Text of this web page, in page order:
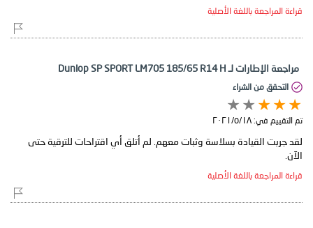
قراءة المراجعة باللغة الأصلية
مراجعة الإطارات لـ Dunlop SP SPORT LM705 185/65 R14 H
التحقق من الشراء
تم التقييم في: ١٨‏/٥‏/٢٠٢١
لقد جربت القيادة بسلاسة وثبات معهم. لم أتلق أي اقتراحات للترقية حتى
الآن.
قراءة المراجعة باللغة الأصلية